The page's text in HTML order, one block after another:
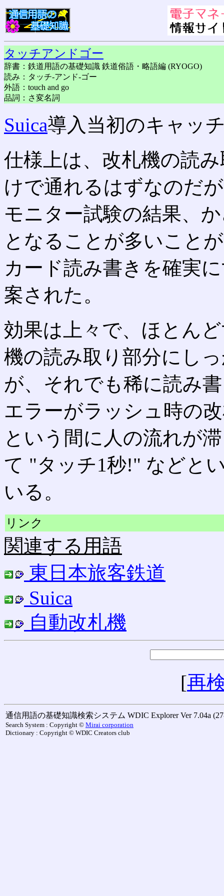
タッチアンドゴー
辞書：鉄道用語の基礎知識 鉄道俗語・略語編 (RYOGO)
読み：タッチ-アンド-ゴー
外語：touch and go
品詞：さ変名詞
Suica導入当初のキャッ
仕様上は、改札機の読
けで通れるはずなのだ
モニター試験の結果、
となることが多いこと
カード読み書きを確実
案された。
効果は上々で、ほとん
機の読み取り部分にし
が、それでも稀に読み
エラーがラッシュ時の
という間に人の流れが
て "タッチ1秒!" などと
いる。
リンク
関連する用語
東日本旅客鉄道
Suica
自動改札機
[再
通信用語の基礎知識検索システム WDIC Explorer Ver 7.04a
Search System : Copyright © Mirai corporation
Dictionary : Copyright © WDIC Creators club